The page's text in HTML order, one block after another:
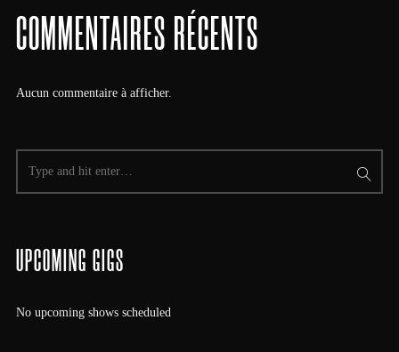
COMMENTAIRES RÉCENTS
Aucun commentaire à afficher.
UPCOMING GIGS
No upcoming shows scheduled